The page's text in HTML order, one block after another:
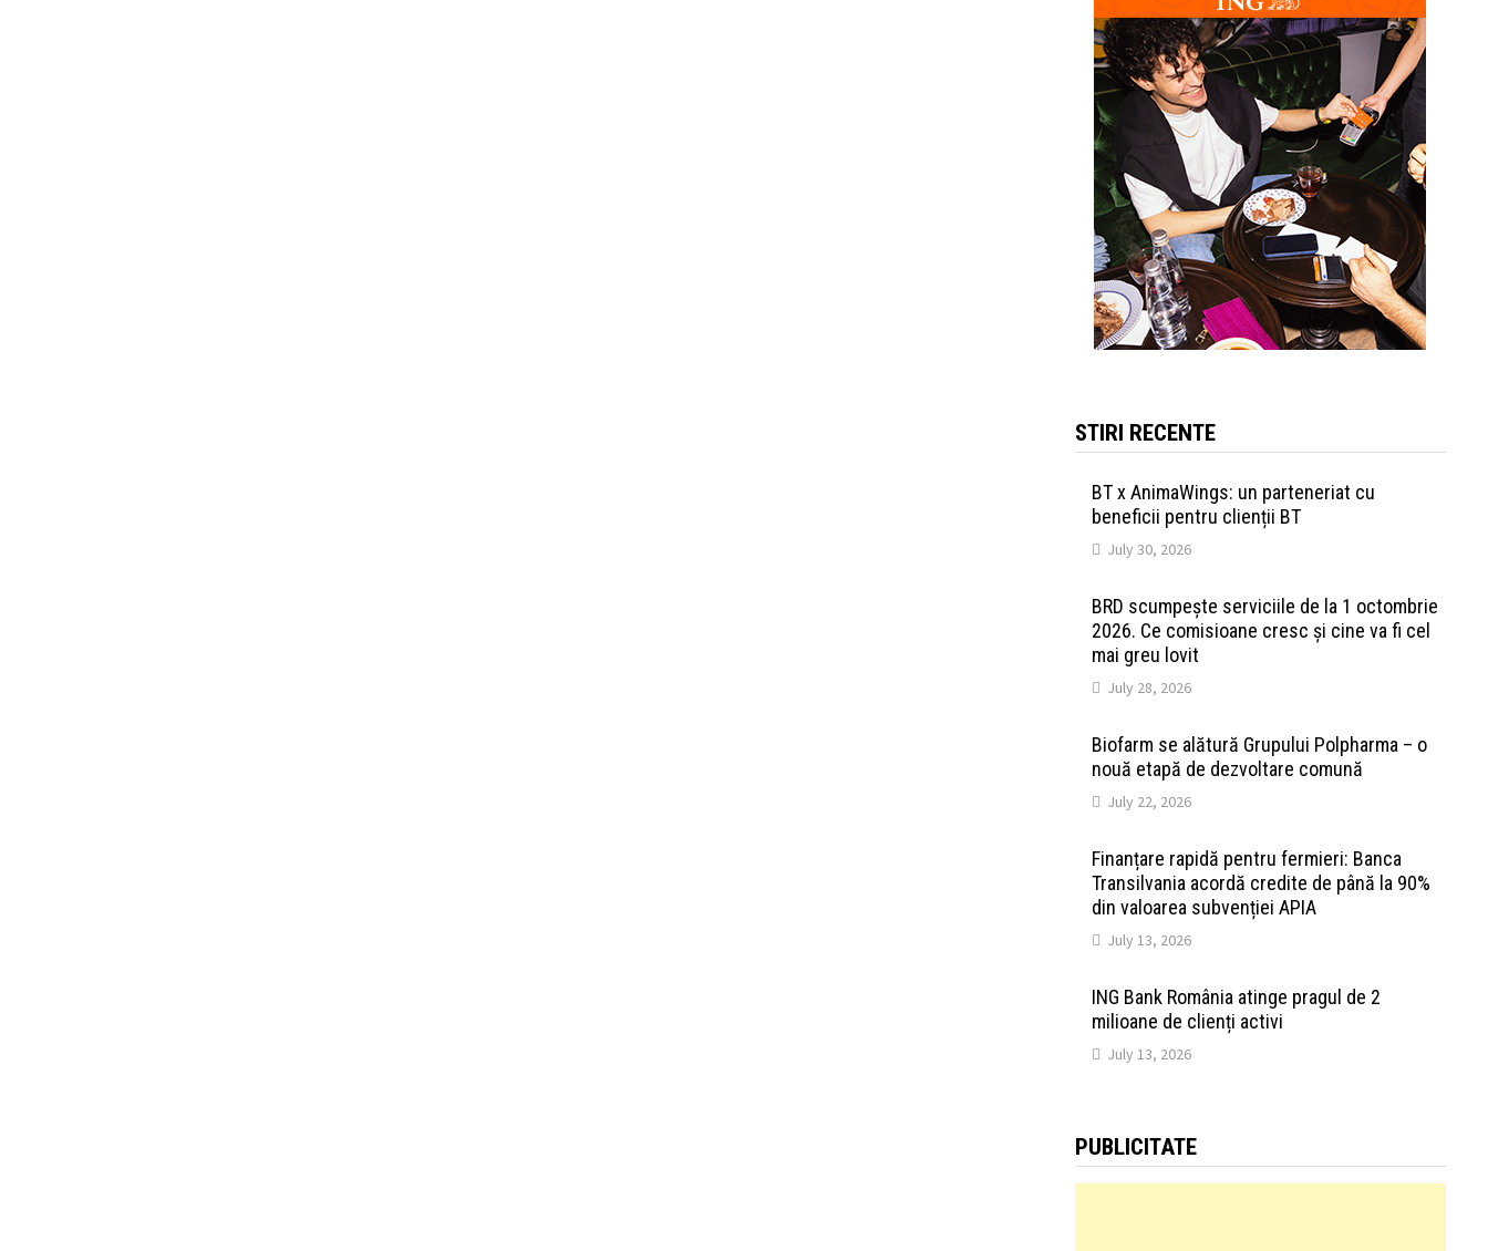
STIRI RECENTE
BT x AnimaWings: un parteneriat cu
beneficii pentru clienții BT
July 30, 2026
BRD scumpește serviciile de la 1 octombrie
2026. Ce comisioane cresc și cine va fi cel
mai greu lovit
July 28, 2026
Biofarm se alătură Grupului Polpharma – o
nouă etapă de dezvoltare comună
July 22, 2026
Finanțare rapidă pentru fermieri: Banca
Transilvania acordă credite de până la 90%
din valoarea subvenției APIA
July 13, 2026
ING Bank România atinge pragul de 2
milioane de clienți activi
July 13, 2026
PUBLICITATE